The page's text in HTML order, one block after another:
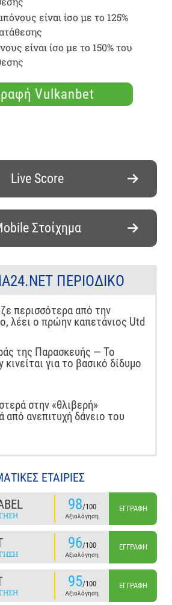
είναι ίσο με το 125%
είναι ίσο με το 150% του
Vulkanbet
Live Score
Στοίχημα
ΠΕΡΙΟΔΙΚΌ
περισσότερα από την
λέει ο πρώην καπετάνιος Utd
της Παρασκευής — Το
για το βασικό δίδυμο
στην «θλιβερή»
από ανεπιτυχή δάνειο του
ΕΤΑΙΡΙΕΣ
98/100
Αξιολόγηση
ΕΓΓΡΑΦΉ
96/100
Αξιολόγηση
ΕΓΓΡΑΦΉ
95/100
Αξιολόγηση
ΕΓΓΡΑΦΉ